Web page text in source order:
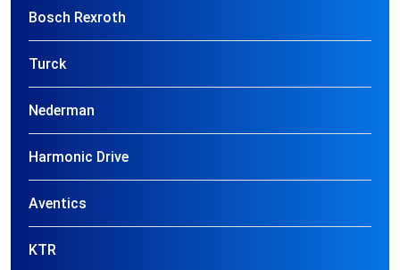
Bosch Rexroth
Turck
Nederman
Harmonic Drive
Aventics
KTR